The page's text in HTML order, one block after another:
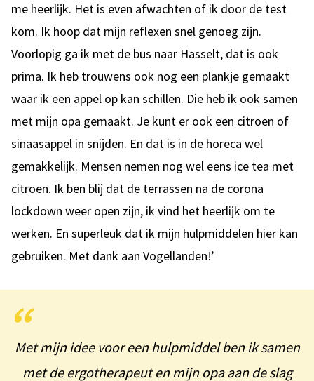
me heerlijk. Het is even afwachten of ik door de test
kom. Ik hoop dat mijn reflexen snel genoeg zijn.
Voorlopig ga ik met de bus naar Hasselt, dat is ook
prima. Ik heb trouwens ook nog een plankje gemaakt
waar ik een appel op kan schillen. Die heb ik ook samen
met mijn opa gemaakt. Je kunt er ook een citroen of
sinaasappel in snijden. En dat is in de horeca wel
gemakkelijk. Mensen nemen nog wel eens ice tea met
citroen. Ik ben blij dat de terrassen na de corona
lockdown weer open zijn, ik vind het heerlijk om te
werken. En superleuk dat ik mijn hulpmiddelen hier kan
gebruiken. Met dank aan Vogellanden!’
Met mijn idee voor een hulpmiddel ben ik samen
met de ergotherapeut en mijn opa aan de slag